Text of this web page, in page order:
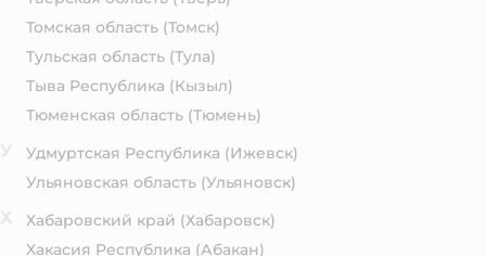
Томская область (Томск)
Тульская область (Тула)
Тыва Республика (Кызыл)
Тюменская область (Тюмень)
Удмуртская Республика (Ижевск)
Ульяновская область (Ульяновск)
Хабаровский край (Хабаровск)
Хакасия Республика (Абакан)